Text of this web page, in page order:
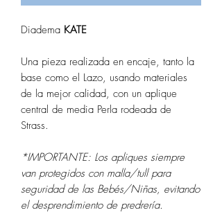
Diadema KATE
Una pieza realizada en encaje, tanto la
base como el Lazo, usando materiales
de la mejor calidad, con un aplique
central de media Perla rodeada de
Strass.
*IMPORTANTE: Los apliques siempre
van protegidos con malla/tull para
seguridad de las Bebés/Niñas, evitando
el desprendimiento de predrería.